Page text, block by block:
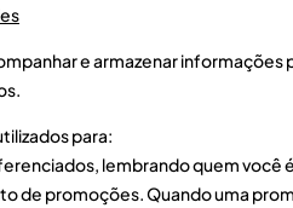
e armazenar
para:
lembrando quem você
de promoções. Quando uma